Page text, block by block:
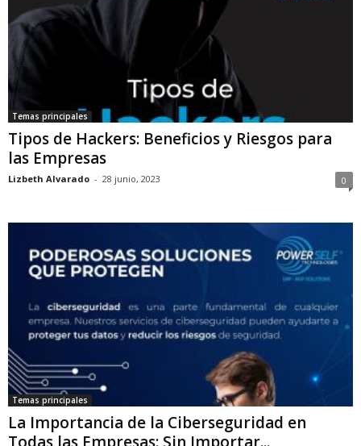
Temas principales
Tipos de Hackers: Beneficios y Riesgos para
las Empresas
Lizbeth Alvarado - 28 junio, 2023 0
Temas principales
La Importancia de la Ciberseguridad en